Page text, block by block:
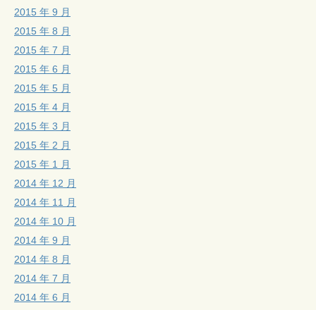
2015 年 9 月
2015 年 8 月
2015 年 7 月
2015 年 6 月
2015 年 5 月
2015 年 4 月
2015 年 3 月
2015 年 2 月
2015 年 1 月
2014 年 12 月
2014 年 11 月
2014 年 10 月
2014 年 9 月
2014 年 8 月
2014 年 7 月
2014 年 6 月